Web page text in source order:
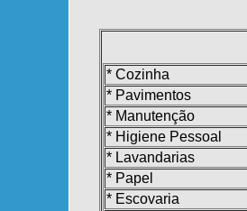
* Cozinha
* Pavimentos
* Manutenção
* Higiene Pessoal
* Lavandarias
* Papel
* Escovaria